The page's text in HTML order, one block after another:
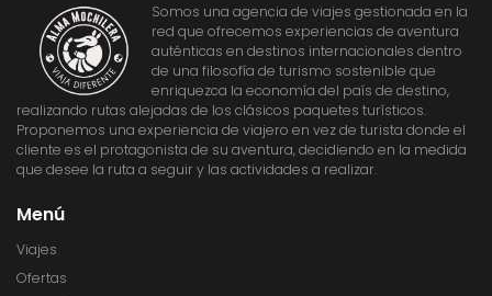
Somos una agencia de viajes gestionada en la
red que ofrecemos experiencias de aventura
auténticas en destinos internacionales dentro
de una filosofía de turismo sostenible que
enriquezca la economía del país de destino,
realizando rutas alejadas de los clásicos paquetes turísticos.
Proponemos una experiencia de viajero en vez de turista donde el
cliente es el protagonista de su aventura, decidiendo en la medida
que desee la ruta a seguir y las actividades a realizar.
Menú
Viajes
Ofertas